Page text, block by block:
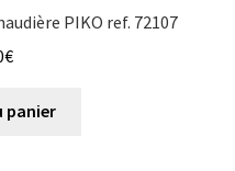
PIKO ref. 72107
€
panier